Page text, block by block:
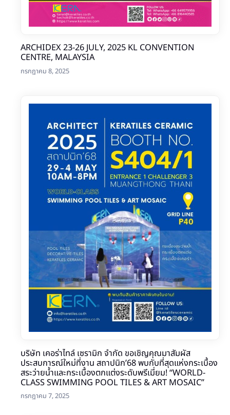
ARCHIDEX 23-26 JULY, 2025 KL CONVENTION
CENTRE, MALAYSIA
กรกฎาคม 8, 2025
บริษัท เคอร่าไทล์ เซรามิก จำกัด ขอเชิญคุณมาสัมผัส
ประสบการณ์ใหม่ที่งาน สถาปนิก’68 พบกับที่สุดแห่งกระเบื้อง
สระว่ายน้ำและกระเบื้องตกแต่งระดับพรีเมี่ยม! “WORLD-
CLASS SWIMMING POOL TILES & ART MOSAIC”
กรกฎาคม 7, 2025